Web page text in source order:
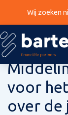
Wij zoeken
7 november 2024
voor
over de